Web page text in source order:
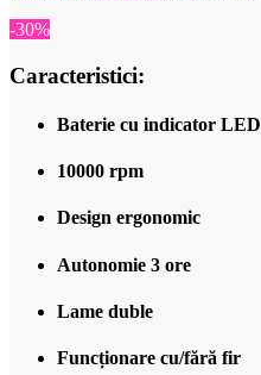
-30%
Caracteristici:
Baterie cu indicator LED
10000 rpm
Design ergonomic
Autonomie 3 ore
Lame duble
Funcționare cu/fără fir